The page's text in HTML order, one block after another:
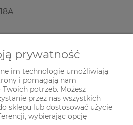
prywatność
im technologie umożliwiają
i pomagają nam
potrzeb. Możesz
przez nas wszystkich
sklepu lub dostosować użycie
wybierając opcję